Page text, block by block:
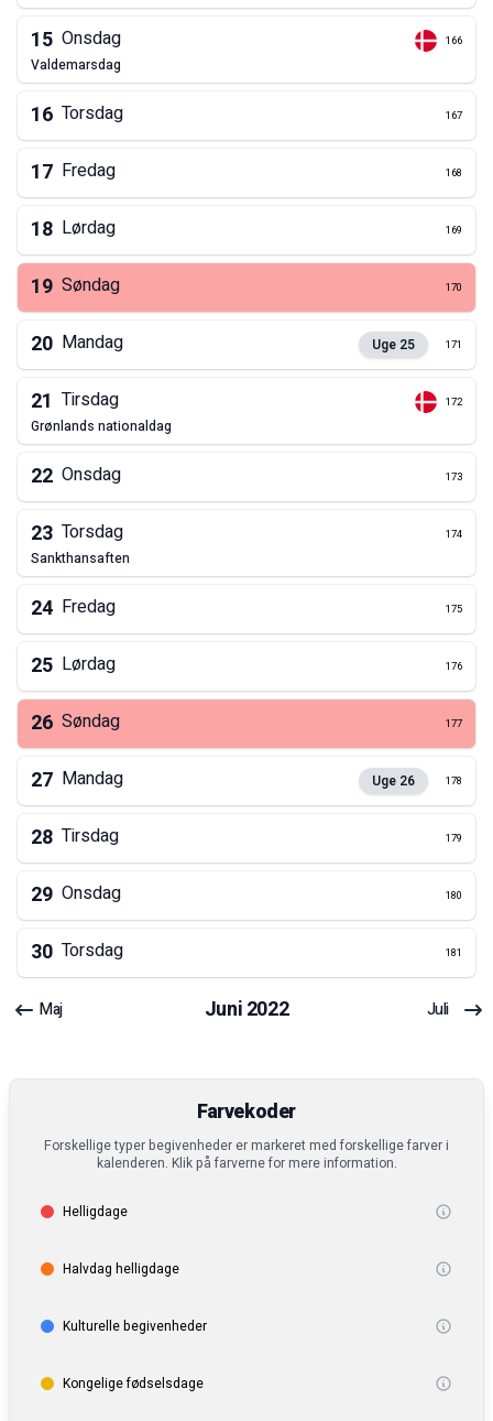
15 Onsdag 166
valdemarsdag
16 Torsdag 167
17 Fredag 168
18 Lørdag 169
19 Søndag 170
20 Mandag Uge 25 171
21 Tirsdag 172
grønlands nationaldag
22 Onsdag 173
23 Torsdag 174
sankthansaften
24 Fredag 175
25 Lørdag 176
26 Søndag 177
27 Mandag Uge 26 178
28 Tirsdag 179
29 Onsdag 180
30 Torsdag 181
Maj Juni2022 Juli
Farvekoder
Forskellige typer begivenheder er markeret med forskellige farver i
kalenderen. Klik på farverne for mere information.
Helligdage
Halvdag helligdage
Kulturelle begivenheder
Kongelige fødselsdage